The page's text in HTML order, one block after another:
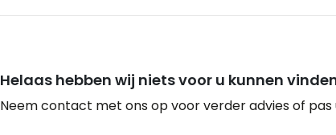
Helaas hebben wij niets voor u kunnen
Neem contact met ons op voor verder advies of